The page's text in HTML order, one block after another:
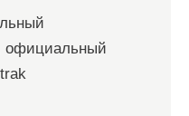
официальный